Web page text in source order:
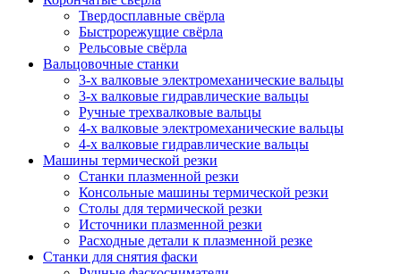
Твердосплавные свёрла
Быстрорежущие свёрла
Рельсовые свёрла
Вальцовочные станки
3-х валковые электромеханические вальцы
3-х валковые гидравлические вальцы
Ручные трехвалковые вальцы
4-х валковые электромеханические вальцы
4-х валковые гидравлические вальцы
Машины термической резки
Станки плазменной резки
Консольные машины термической резки
Столы для термической резки
Источники плазменной резки
Расходные детали к плазменной резке
Станки для снятия фаски